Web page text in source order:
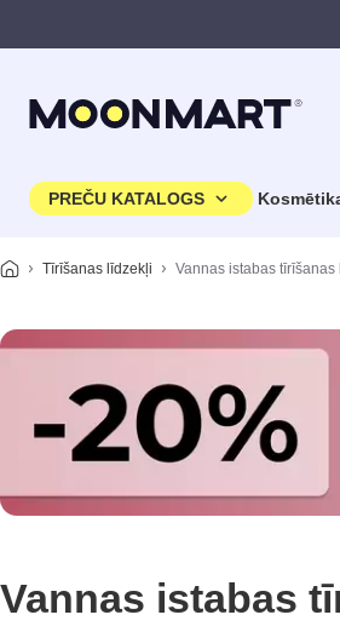
PREČU KATALOGS
Tīrīšanas līdzekļi Vannas istabas tīrīšanas
Vannas istabas